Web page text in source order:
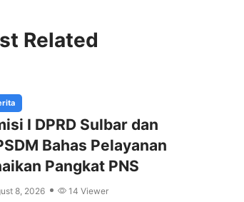
Related
I DPRD Sulbar dan
Bahas Pelayanan
Pangkat PNS
8, 2026 14 Viewer